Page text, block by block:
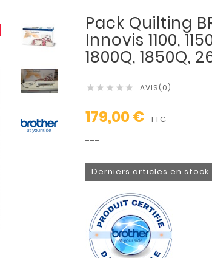
Pack Quilting
Innovis 1100,
1800Q, 1850Q,
     AVIS(0)
179,00 € TTC
---
Derniers articles en stock